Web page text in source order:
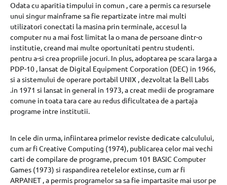
Odata cu aparitia timpului in comun , care a permis ca resursele
unui singur mainframe sa fie repartizate intre mai multi
utilizatori conectati la masina prin terminale, accesul la
computer nu a mai fost limitat la o mana de persoane dintr-o
institutie, creand mai multe oportunitati pentru studenti.
pentru a-si crea propriile jocuri. In plus, adoptarea pe scara larga a
PDP-10 , lansat de Digital Equipment Corporation (DEC) in 1966,
si a sistemului de operare portabil UNIX , dezvoltat la Bell Labs
.in 1971 si lansat in general in 1973, a creat medii de programare
comune in toata tara care au redus dificultatea de a partaja
programe intre institutii.
In cele din urma, infiintarea primelor reviste dedicate calculului,
cum ar fi Creative Computing (1974), publicarea celor mai vechi
carti de compilare de programe, precum 101 BASIC Computer
Games (1973) si raspandirea retelelor extinse, cum ar fi
ARPANET , a permis programelor sa sa fie impartasite mai usor pe